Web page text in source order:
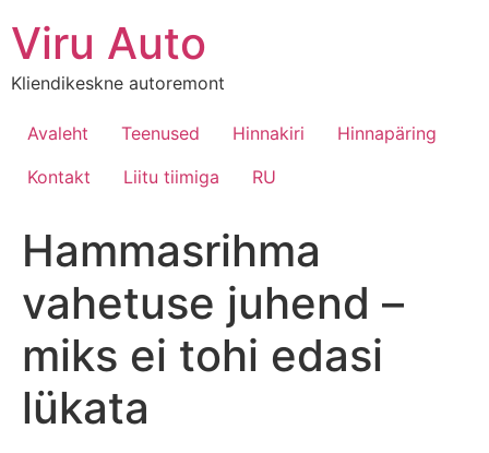
Viru Auto
Kliendikeskne autoremont
Avaleht Teenused Hinnakiri
Hinnapäring
Kontakt
Liitu tiimiga RU
Hammasrihma
vahetuse juhend –
miks ei tohi edasi
lükata